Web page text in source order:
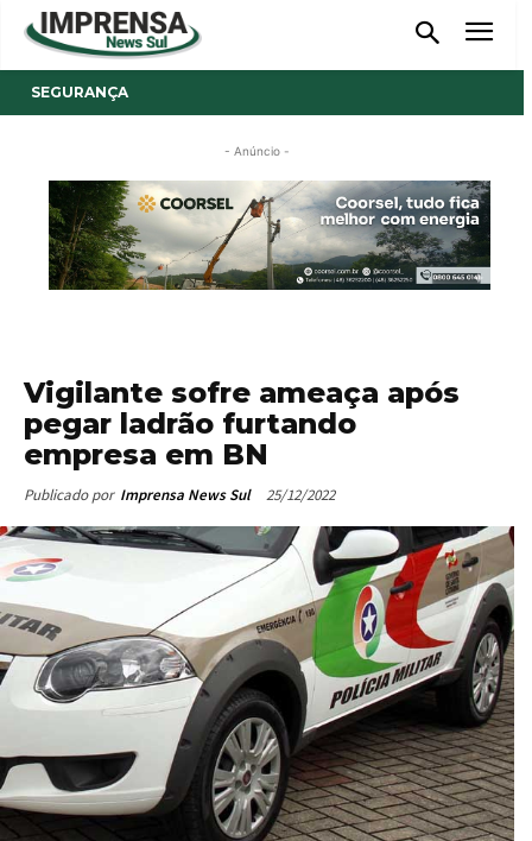
SEGURANÇA
- Anúncio -
Vigilante sofre ameaça após
pegar ladrão furtando
empresa em BN
Publicado por Imprensa News Sul 25/12/2022